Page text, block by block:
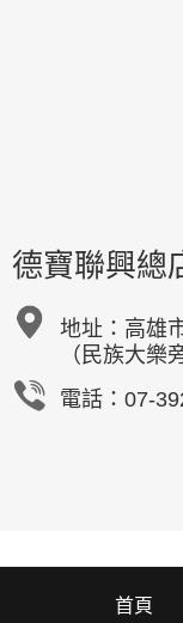
德寶聯興總
地址： 高雄
（民族大樂
電話：07-
首頁